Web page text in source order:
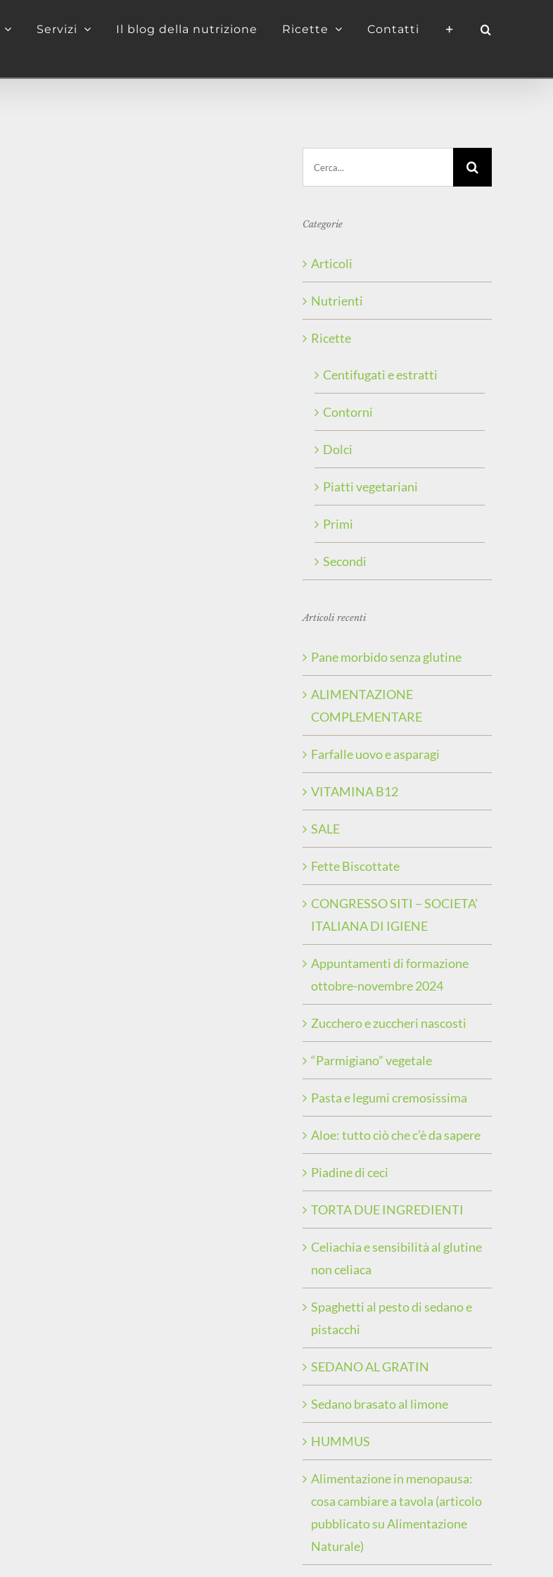
Servizi Il blog della nutrizione Ricette Contatti
Categorie
Articoli
Nutrienti
Ricette
Centifugati e estratti
Contorni
Dolci
Piatti vegetariani
Primi
Secondi
Articoli recenti
Pane morbido senza glutine
ALIMENTAZIONE
COMPLEMENTARE
Farfalle uovo e asparagi
VITAMINA B12
SALE
Fette Biscottate
CONGRESSO SITI – SOCIETA’
ITALIANA DI IGIENE
Appuntamenti di formazione
ottobre-novembre 2024
Zucchero e zuccheri nascosti
“Parmigiano” vegetale
Pasta e legumi cremosissima
Aloe: tutto ciò che c’è da sapere
Piadine di ceci
TORTA DUE INGREDIENTI
Celiachia e sensibilità al glutine
non celiaca
Spaghetti al pesto di sedano e
pistacchi
SEDANO AL GRATIN
Sedano brasato al limone
HUMMUS
Alimentazione in menopausa:
cosa cambiare a tavola (articolo
pubblicato su Alimentazione
Naturale)